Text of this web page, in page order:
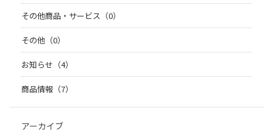
その他商品・サービス（0）
その他（0）
お知らせ（4）
商品情報（7）
アーカイブ